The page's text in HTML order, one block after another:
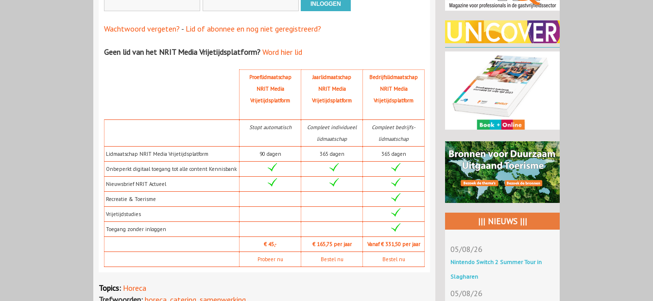
Wachtwoord vergeten? - Lid of abonnee en nog niet geregistreerd?
Geen lid van het NRIT Media Vrijetijdsplatform? Word hier lid
Proeflidmaatschap
NRIT Media
Vrijetijdsplatform
Jaarlidmaatschap
NRIT Media
Vrijetijdsplatform
Bedrijfslidmaatschap
NRIT Media
Vrijetijdsplatform
Stopt automatisch
Compleet individueel
lidmaatschap
Compleet bedrijfs-
lidmaatschap
Lidmaatschap NRIT Media Vrijetijdsplatform 90 dagen 365 dagen 365 dagen
Onbeperkt digitaal toegang tot alle content Kennisbank
Nieuwsbrief NRIT Actueel
Recreatie & Toerisme
Vrijetijdstudies
Toegang zonder inloggen
€ 45,- € 165,75 per jaar Vanaf € 331,50 per jaar
Probeer nu Bestel nu Bestel nu
Topics: Horeca
||| NIEUWS |||
05/08/26
Nintendo Switch 2 Summer Tour in
Slagharen
05/08/26